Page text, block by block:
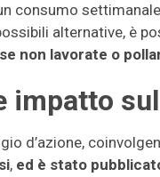
consumo
alternative, è
non lavorate o
impatto
d’azione,
, ed è stato